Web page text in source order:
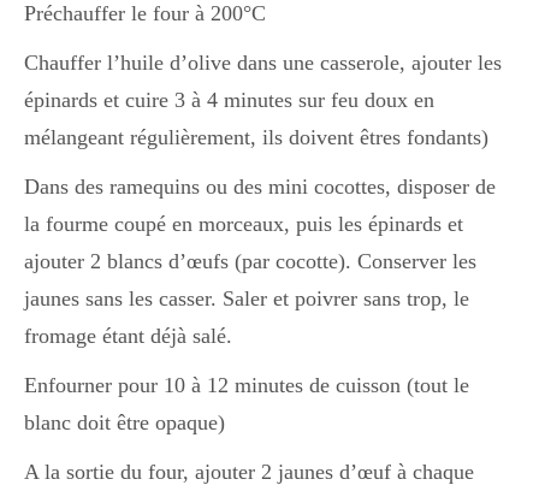
Préchauffer le four à 200°C
Chauffer l’huile d’olive dans une casserole, ajouter les
épinards et cuire 3 à 4 minutes sur feu doux en
mélangeant régulièrement, ils doivent êtres fondants)
Dans des ramequins ou des mini cocottes, disposer de
la fourme coupé en morceaux, puis les épinards et
ajouter 2 blancs d’œufs (par cocotte). Conserver les
jaunes sans les casser. Saler et poivrer sans trop, le
fromage étant déjà salé.
Enfourner pour 10 à 12 minutes de cuisson (tout le
blanc doit être opaque)
A la sortie du four, ajouter 2 jaunes d’œuf à chaque